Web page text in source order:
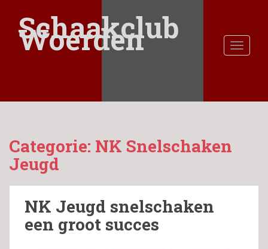
a
Schaakclub
Woerden
Categorie: NK Snelschaken
Jeugd
NK Jeugd snelschaken
een groot succes